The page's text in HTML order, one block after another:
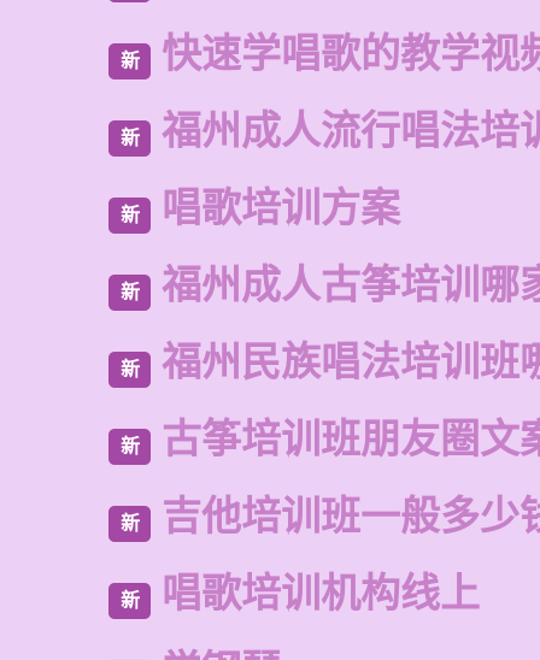
新 快速学唱歌的教学视
新 福州成人流行唱法培
新 唱歌培训方案
新 福州成人古筝培训哪
新 福州民族唱法培训班
新 古筝培训班朋友圈文
新 吉他培训班一般多少
新 唱歌培训机构线上